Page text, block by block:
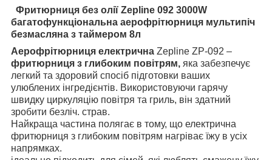
Фритюрниця без олії Zepline 092 3000W
багатофункціональна аерофрітюрниця мультипіч
безмасляна з таймером 8л
Аерофрітюрниця електрична Zepline ZP-092 –
фритюрниця з глибоким повітрям, яка забезпечує
легкий та здоровий спосіб підготовки ваших
улюблених інгредієнтів. Використовуючи гарячу
швидку циркуляцію повітря та гриль, він здатний
зробити безліч. страв.
Найкраща частина полягає в тому, що електрична
фритюрниця з глибоким повітрям нагріває їжу в усіх
напрямках.